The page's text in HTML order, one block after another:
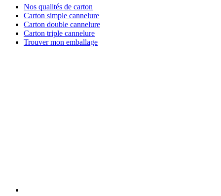
Nos qualités de carton
Carton simple cannelure
Carton double cannelure
Carton triple cannelure
Trouver mon emballage